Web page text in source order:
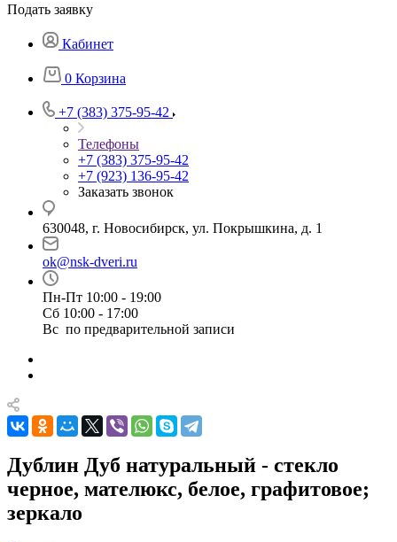
Подать заявку
Кабинет
0 Корзина
+7 (383) 375-95-42
Телефоны
+7 (383) 375-95-42
+7 (923) 136-95-42
Заказать звонок
630048, г. Новосибирск, ул. Покрышкина, д. 1
ok@nsk-dveri.ru
Пн-Пт 10:00 - 19:00
Сб 10:00 - 17:00
Вс по предварительной записи
Дублин Дуб натуральный - стекло
черное, мателюкс, белое, графитовое;
зеркало